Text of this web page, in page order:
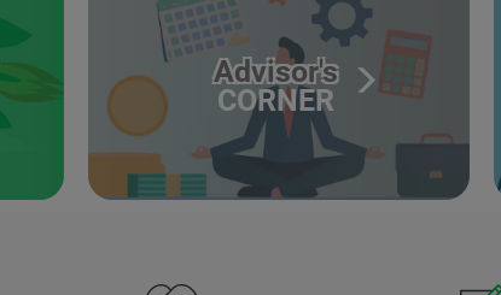
Advisor's
CORNER